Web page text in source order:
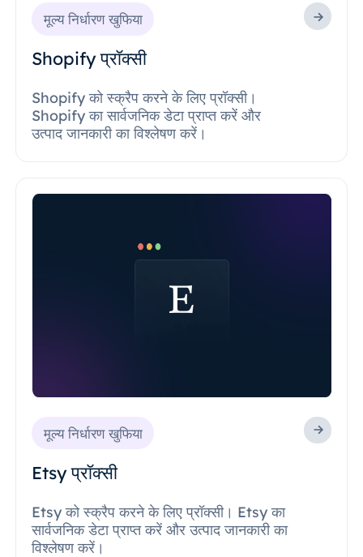
मूल्य निर्धारण खुफिया
Shopify प्रॉक्सी
Shopify को स्क्रैप करने के लिए प्रॉक्सी।
Shopify का सार्वजनिक डेटा प्राप्त करें और
उत्पाद जानकारी का विश्लेषण करें।
मूल्य निर्धारण खुफिया
Etsy प्रॉक्सी
Etsy को स्क्रैप करने के लिए प्रॉक्सी। Etsy का
सार्वजनिक डेटा प्राप्त करें और उत्पाद जानकारी का
विश्लेषण करें।